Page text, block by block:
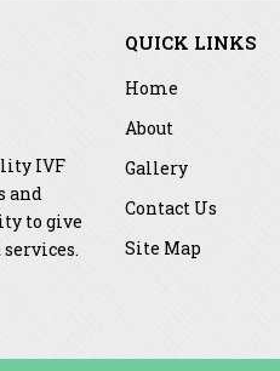
IVF
and
to give
QUICK LINKS
Home
About
Gallery
Contact Us
Site Map